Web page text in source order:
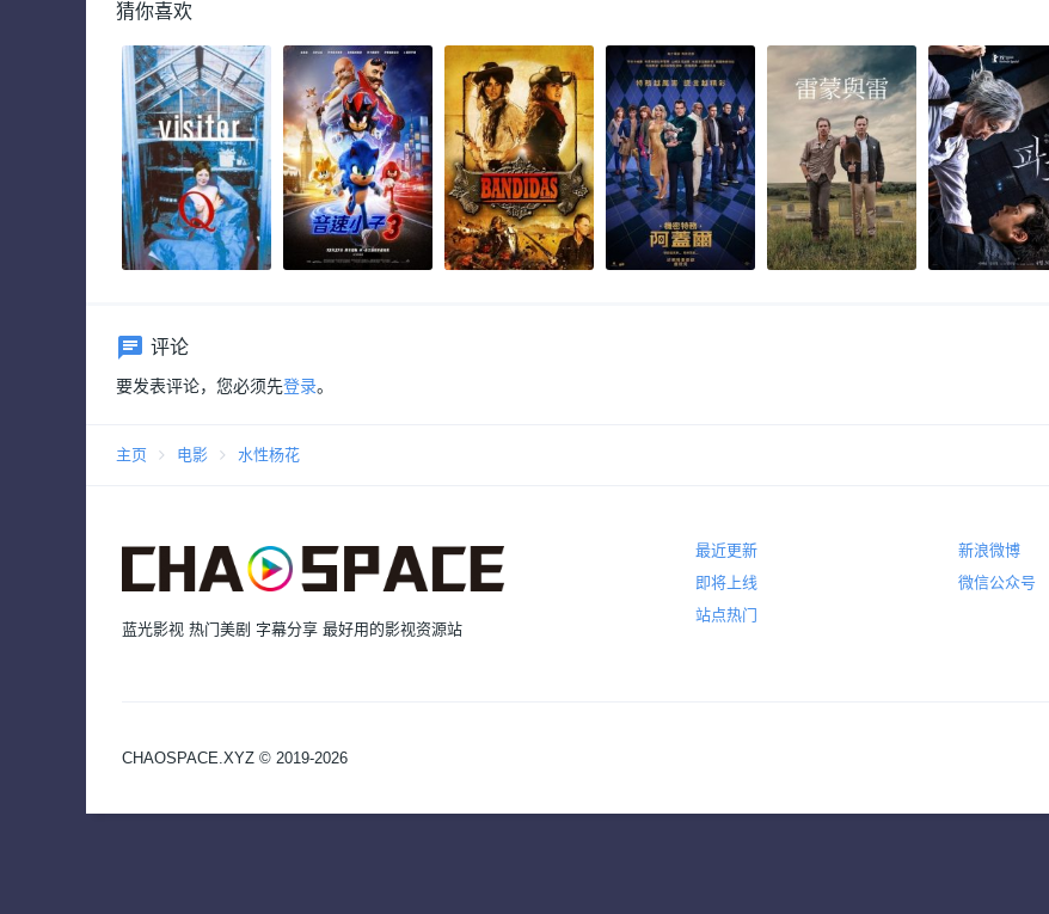
猜你喜欢
评论
要发表评论，您必须先登录。
主页 电影 水性杨花
最近更新
即将上线
站点热门
新浪微博
微信公众号
蓝光影视 热门美剧 字幕分享 最好用的影视资源站
CHAOSPACE.XYZ © 2019-2026